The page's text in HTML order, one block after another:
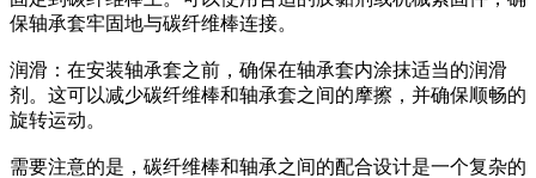
保轴承套牢固地与碳纤维棒连接。
润滑：在安装轴承套之前，确保在轴承套内涂抹适当的润滑
剂。这可以减少碳纤维棒和轴承套之间的摩擦，并确保顺畅的
旋转运动。
需要注意的是，碳纤维棒和轴承之间的配合设计是一个复杂的